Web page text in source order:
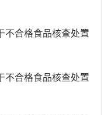
不合格食品核查处置
不合格食品核查处置